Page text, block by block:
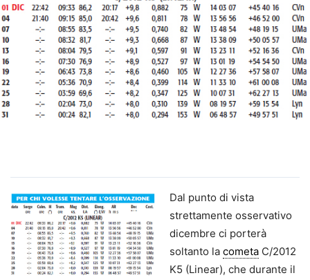
Dal punto di vista
strettamente osservativo
dicembre ci porterà
soltanto la cometa C/2012
K5 (Linear), che durante il